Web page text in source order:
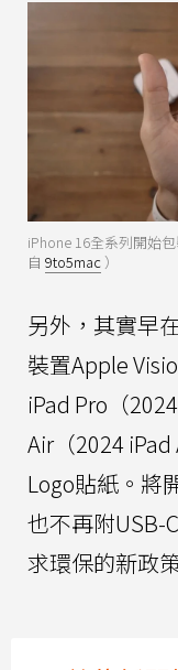
iPhone 16全系列開始
自 9to5mac ）
另外，其實早
裝置Apple
iPad Pro（
Air（2024
Logo貼紙。將
也不再附USB-
求環保的新政